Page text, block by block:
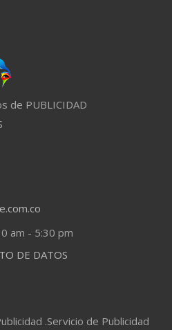
de PUBLICIDAD
am - 5:30 pm
DE DATOS
.Servicio de Publicidad